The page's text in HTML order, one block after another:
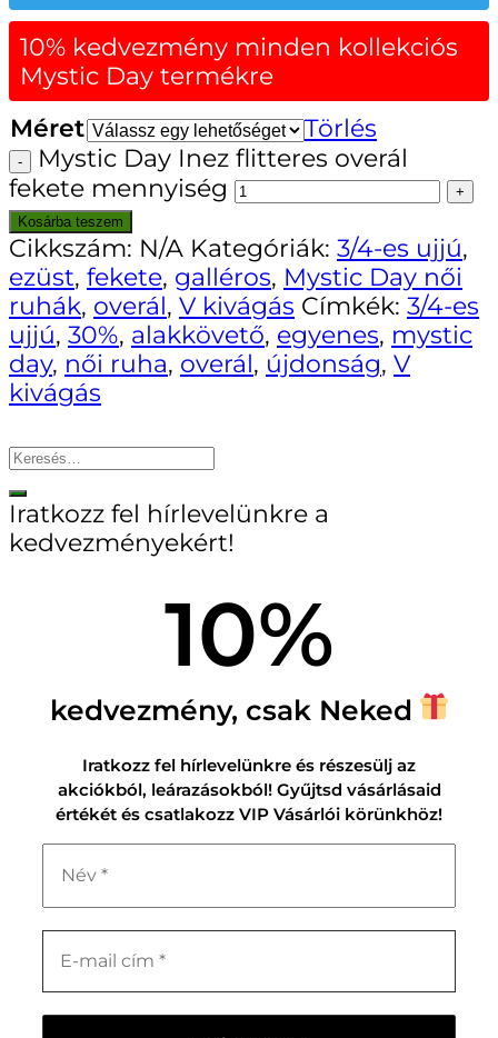
10% kedvezmény minden kollekciós
Mystic Day termékre
Méret
Törlés
Mystic Day Inez flitteres overál
fekete mennyiség
Kosárba teszem
Cikkszám: N/A Kategóriák: 3/4-es ujjú,
ezüst, fekete, galléros, Mystic Day női
ruhák, overál, V kivágás Címkék: 3/4-es
ujjú, 30%, alakkövető, egyenes, mystic
day, női ruha, overál, újdonság, V
kivágás
Iratkozz fel hírlevelünkre a
kedvezményekért!
10%
kedvezmény, csak Neked
Iratkozz fel hírlevelünkre és részesülj az
akciókból, leárazásokból! Gyűjtsd vásárlásaid
értékét és csatlakozz VIP Vásárlói körünkhöz!